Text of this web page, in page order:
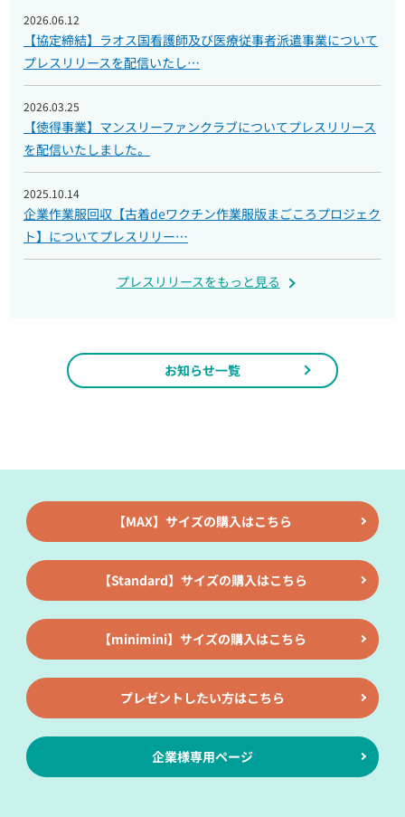
2026.06.12
【協定締結】ラオス国看護師及び医療従事者派遣事業について
プレスリリースを配信いたし…
2026.03.25
【徳得事業】マンスリーファンクラブについてプレスリリース
を配信いたしました。
2025.10.14
企業作業服回収【古着deワクチン作業服版まごころプロジェク
ト】についてプレスリリー…
プレスリリースをもっと見る
お知らせ一覧
【MAX】サイズの購入はこちら
【Standard】サイズの購入はこちら
【minimini】サイズの購入はこちら
プレゼントしたい方はこちら
企業様専用ページ